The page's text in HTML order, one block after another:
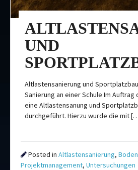
UND
Altlastensanierung und
Sanierung an einer Schule Im
eine Altlastensanung und
durchgeführt. Hierzu wurde die mit
Posted inAltlastensanierung,
Projektmanagement,Untersuchungen